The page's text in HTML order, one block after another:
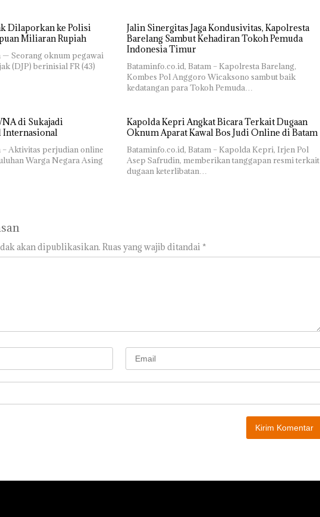
Dilaporkan ke Polisi
Miliaran Rupiah
— Seorang oknum pegawai
(DJP) berinisial FR (43)
Jalin Sinergitas Jaga Kondusivitas, Kapolresta
Barelang Sambut Kehadiran Tokoh Pemuda
Indonesia Timur
Bataminfo.co.id, Batam – Kapolresta Barelang,
Kombes Pol Anggoro Wicaksono sambut baik
kedatangan para Tokoh Pemuda…
di Sukajadi
Batam,Jaringan Judol Internasional
– Aktivitas perjudian online
Warga Negara Asing
‎Kapolda Kepri Angkat Bicara Terkait Dugaan
Oknum Aparat Kawal Bos Judi Online di Batam
‎Bataminfo.co.id, Batam – Kapolda Kepri, Irjen Pol
Asep Safrudin, memberikan tanggapan resmi terkait
dugaan keterlibatan…
akan dipublikasikan. Ruas yang wajib ditandai *